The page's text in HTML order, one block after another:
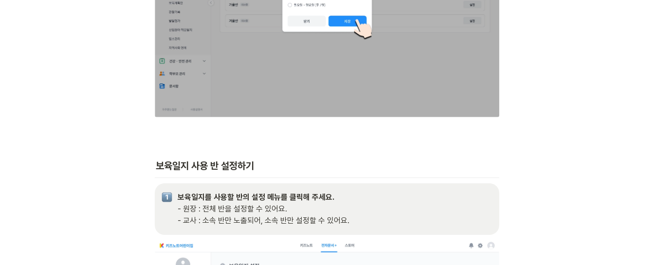
보육일지 사용 반 설정하기
- 원장 : 전체 반을 설정할 수 있어요.
- 교사 : 소속 반만 노출되어, 소속 반만 설정할 수 있어요.